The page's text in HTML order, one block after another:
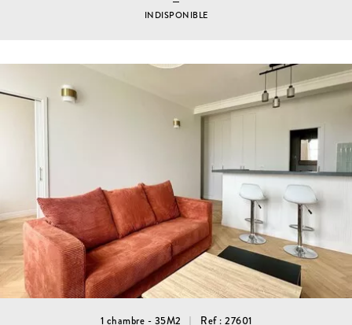
INDISPONIBLE
1 chambre - 35M2 Ref : 27601